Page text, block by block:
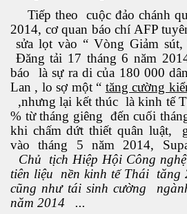
Tiếp theo cuộc đảo chánh
2014, cơ quan báo chí AFP
sửa lọt vào “ Vòng Giảm sút,
Đăng tải 17 tháng 6 năm
báo là sự ra di của 180 000
Lan , lo sợ một “ tăng cường
,nhưng lại kết thúc là kinh tế
% từ tháng giêng đến cuối
khi chấm dứt thiết quân luật,
vào tháng 5 năm 2014,
Chủ tịch Hiệp Hội Công
tiên liệu nền kinh tế Thái tăng
cũng như tái sinh cường
năm 2014 ...
được không?
- Biên Hòa
hiểm